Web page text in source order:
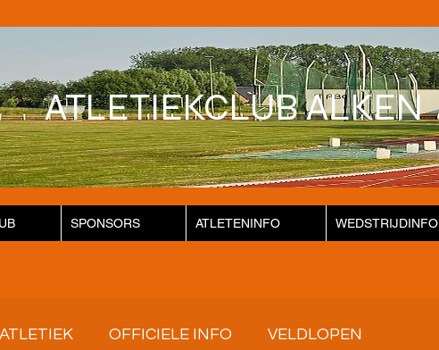
ATLETIEKCLUB ALKEN
SPONSORS ATLETENINFO WEDSTRIJDINFO
OFFICIELE INFO VELDLOPEN